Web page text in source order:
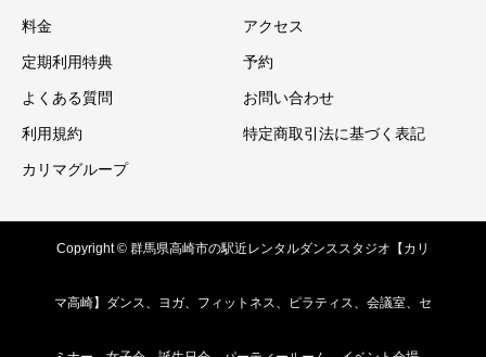
料金 アクセス
定期利用特典 予約
よくある質問 お問い合わせ
利用規約 特定商取引法に基づく表記
カリマグループ
Copyright © 群馬県高崎市の駅近レンタルダンススタジオ【カリ
マ高崎】ダンス、ヨガ、フィットネス、ピラティス、会議室、セ